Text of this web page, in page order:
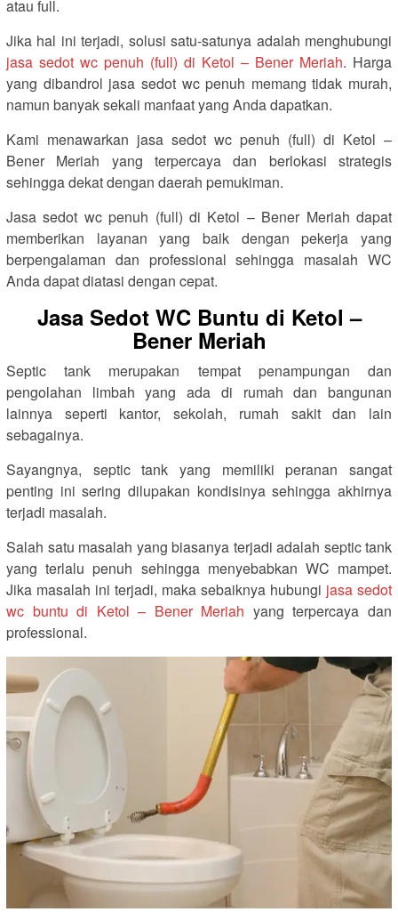
atau full.
Jika hal ini terjadi, solusi satu-satunya adalah menghubungi
jasa sedot wc penuh (full) di Ketol – Bener Meriah. Harga
yang dibandrol jasa sedot wc penuh memang tidak murah,
namun banyak sekali manfaat yang Anda dapatkan.
Kami menawarkan jasa sedot wc penuh (full) di Ketol –
Bener Meriah yang terpercaya dan berlokasi strategis
sehingga dekat dengan daerah pemukiman.
Jasa sedot wc penuh (full) di Ketol – Bener Meriah dapat
memberikan layanan yang baik dengan pekerja yang
berpengalaman dan professional sehingga masalah WC
Anda dapat diatasi dengan cepat.
Jasa Sedot WC Buntu di Ketol –
Bener Meriah
Septic tank merupakan tempat penampungan dan
pengolahan limbah yang ada di rumah dan bangunan
lainnya seperti kantor, sekolah, rumah sakit dan lain
sebagainya.
Sayangnya, septic tank yang memiliki peranan sangat
penting ini sering dilupakan kondisinya sehingga akhirnya
terjadi masalah.
Salah satu masalah yang biasanya terjadi adalah septic tank
yang terlalu penuh sehingga menyebabkan WC mampet.
Jika masalah ini terjadi, maka sebaiknya hubungi jasa sedot
wc buntu di Ketol – Bener Meriah yang terpercaya dan
professional.